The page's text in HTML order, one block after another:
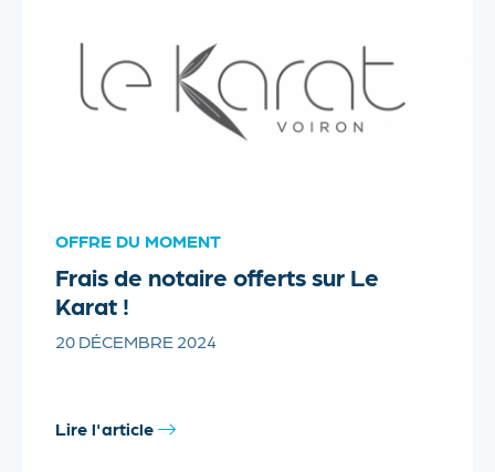
OFFRE DU MOMENT
Frais de notaire offerts sur Le
Karat !
20 DÉCEMBRE 2024
Lire l'article